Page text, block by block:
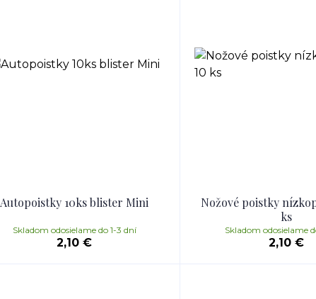
Autopoistky 10ks blister Mini
2,10 €
Skladom odosielame do 1-3 dní
Nožové poistky
ks
2,10 €
Skladom odosielame